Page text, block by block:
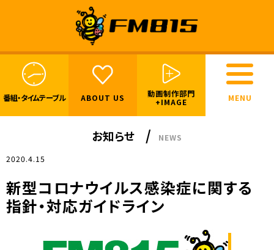
番組・タイムテーブル ABOUT US 動画制作部門
+IMAGE
お知らせ NEWS
2020.4.15
新型コロナウイルス感染症に関する
指針・対応ガイドライン